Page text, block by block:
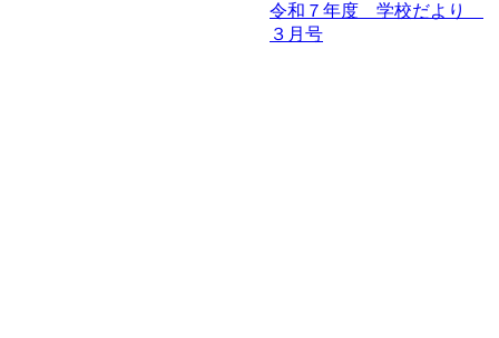
令和７年度 学校だより
３月号